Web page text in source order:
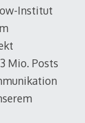
Institut
Mio. Posts